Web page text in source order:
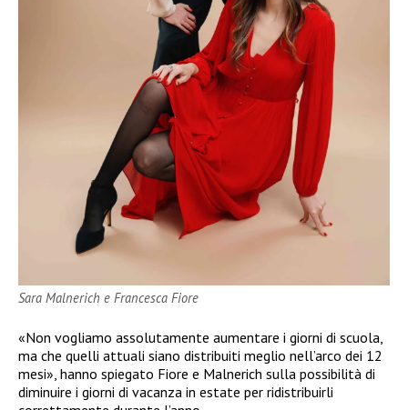
Sara Malnerich e Francesca Fiore
«Non vogliamo assolutamente aumentare i giorni di scuola,
ma che quelli attuali siano distribuiti meglio nell’arco dei 12
mesi», hanno spiegato Fiore e Malnerich sulla possibilità di
diminuire i giorni di vacanza in estate per ridistribuirli